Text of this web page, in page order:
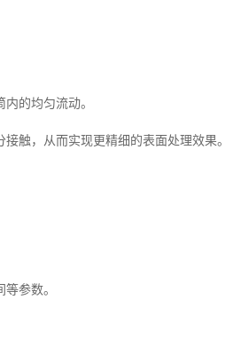
的均匀流动。
触，从而实现更精细的表面处理效果。
参数。